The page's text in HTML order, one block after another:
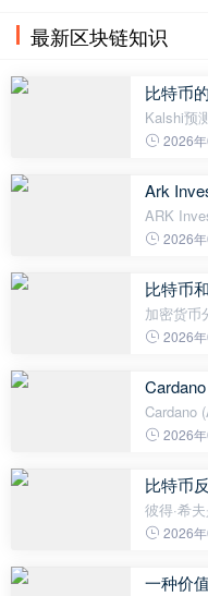
最新区块链知识
比特币
Kalshi预
币（BTC
美元的
2026
Ark
ARK
为，加密
产。瓦伦
2026
比特币
加密货币
悲观情绪
示，中期
2026
Cardano
近针对他
试图将
2026
比特币
彼得·希
直批评比
（
2026
一种价